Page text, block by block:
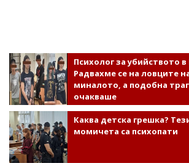
Психолог за убийството
Радвахме се на ловците
миналото, а подобна
очакваше
Каква детска грешка?
момичета са психопати